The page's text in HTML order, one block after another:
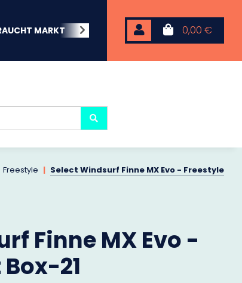
0,00 €
MARKT BEACHWEAR NEOPREN
Freestyle Select Windsurf Finne MX Evo - Freestyle
Finne MX Evo -
21